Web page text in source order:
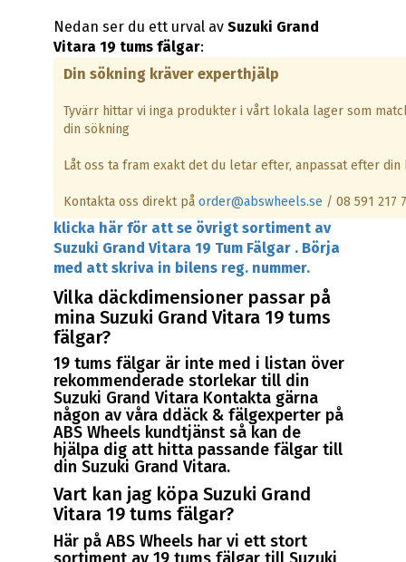
Nedan ser du ett urval av Suzuki Grand
Vitara 19 tums fälgar:
Din sökning kräver experthjälp
Tyvärr hittar vi inga produkter i vårt lokala lager som
din sökning
Låt oss ta fram exakt det du letar efter, anpassat efter din
Kontakta oss direkt på order@abswheels.se / 08 591 217
klicka här för att se övrigt sortiment av
Suzuki Grand Vitara 19 Tum Fälgar . Börja
med att skriva in bilens reg. nummer.
Vilka däckdimensioner passar på
mina Suzuki Grand Vitara 19 tums
fälgar?
19 tums fälgar är inte med i listan över
rekommenderade storlekar till din
Suzuki Grand Vitara Kontakta gärna
någon av våra ddäck & fälgexperter på
ABS Wheels kundtjänst så kan de
hjälpa dig att hitta passande fälgar till
din Suzuki Grand Vitara.
Vart kan jag köpa Suzuki Grand
Vitara 19 tums fälgar?
Här på ABS Wheels har vi ett stort